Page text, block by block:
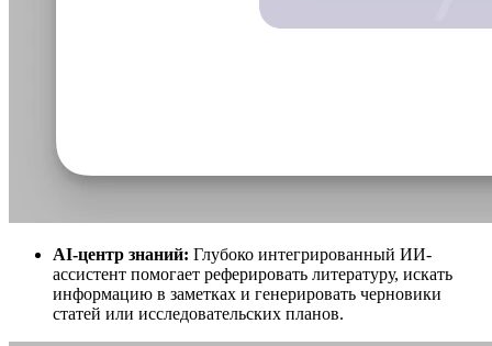
AI-центр знаний: Глубоко интегрированный ИИ-
ассистент помогает реферировать литературу, искать
информацию в заметках и генерировать черновики
статей или исследовательских планов.